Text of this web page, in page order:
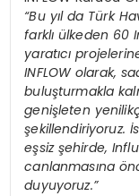
“Bu yıl da Türk
farklı ülkeden 60 I
yaratıcı
INFLOW olarak,
buluşturmakla
genişleten
şekillendiriyoruz.
eşsiz şehirde, I
canlanmasına ö
duyuyoruz.”